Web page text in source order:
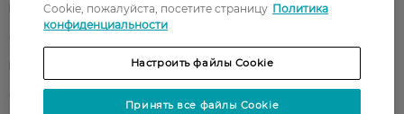
Контакты Блог
Политика конфиденциальности Публичная оферта
СМИ о нас
Cookie, пожалуйста, посетите страницу Политика
конфиденциальности
Настроить файлы Cookie
Принять все файлы Cookie